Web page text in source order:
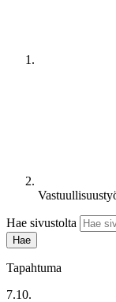
Hae sivustolta
Tapahtuma
7.10.